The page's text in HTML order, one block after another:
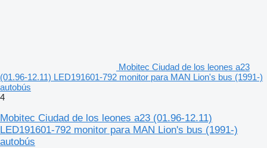
Mobitec Ciudad de los leones a23
(01.96-12.11) LED191601-792 monitor para MAN Lion's bus (1991-)
autobús
4
Mobitec Ciudad de los leones a23 (01.96-12.11)
LED191601-792 monitor para MAN Lion's bus (1991-)
autobús